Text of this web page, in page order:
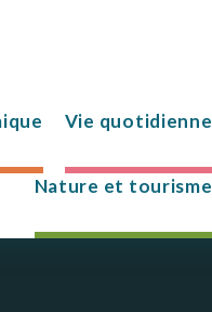
Vie quotidienne
Nature et tourisme